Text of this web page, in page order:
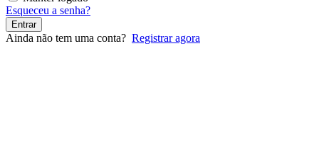
Esqueceu a senha?
Entrar
Ainda não tem uma conta? Registrar agora